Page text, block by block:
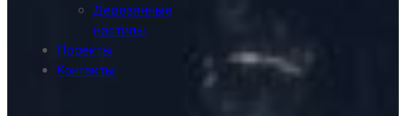
Деревянные
настилы
Проекты
Контакты